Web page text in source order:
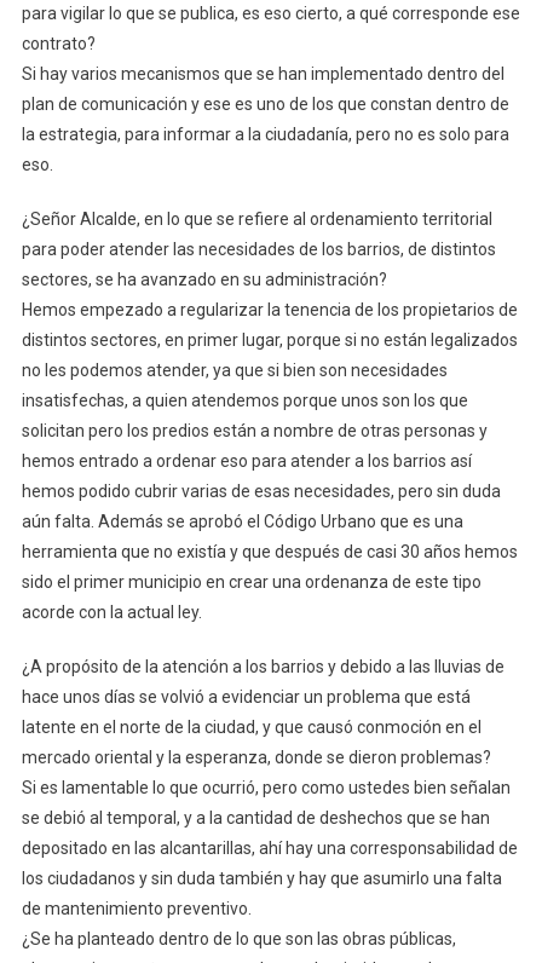
para vigilar lo que se publica, es eso cierto, a qué corresponde ese
contrato?
Si hay varios mecanismos que se han implementado dentro del
plan de comunicación y ese es uno de los que constan dentro de
la estrategia, para informar a la ciudadanía, pero no es solo para
eso.
¿Señor Alcalde, en lo que se refiere al ordenamiento territorial
para poder atender las necesidades de los barrios, de distintos
sectores, se ha avanzado en su administración?
Hemos empezado a regularizar la tenencia de los propietarios de
distintos sectores, en primer lugar, porque si no están legalizados
no les podemos atender, ya que si bien son necesidades
insatisfechas, a quien atendemos porque unos son los que
solicitan pero los predios están a nombre de otras personas y
hemos entrado a ordenar eso para atender a los barrios así
hemos podido cubrir varias de esas necesidades, pero sin duda
aún falta. Además se aprobó el Código Urbano que es una
herramienta que no existía y que después de casi 30 años hemos
sido el primer municipio en crear una ordenanza de este tipo
acorde con la actual ley.
¿A propósito de la atención a los barrios y debido a las lluvias de
hace unos días se volvió a evidenciar un problema que está
latente en el norte de la ciudad, y que causó conmoción en el
mercado oriental y la esperanza, donde se dieron problemas?
Si es lamentable lo que ocurrió, pero como ustedes bien señalan
se debió al temporal, y a la cantidad de deshechos que se han
depositado en las alcantarillas, ahí hay una corresponsabilidad de
los ciudadanos y sin duda también y hay que asumirlo una falta
de mantenimiento preventivo.
¿Se ha planteado dentro de lo que son las obras públicas,